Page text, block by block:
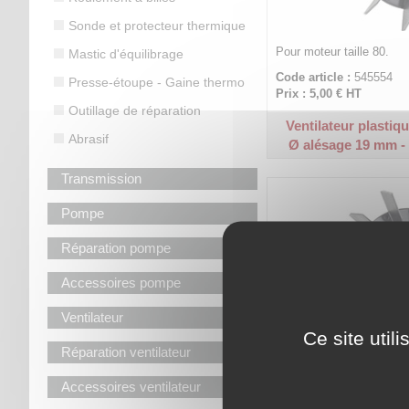
Sonde et protecteur thermique
Mastic d'équilibrage
Presse-étoupe - Gaine thermo
Outillage de réparation
Abrasif
Transmission
Pompe
Réparation pompe
Accessoires pompe
Ventilateur
Réparation ventilateur
Accessoires ventilateur
Pour moteur taille 80.
Code article : 545554
Prix : 5,00 € HT
Ventilateur
Ø alésage 19 mm
Ce site